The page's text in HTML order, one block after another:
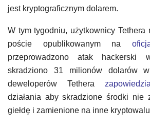
jest kryptograficznym dolarem.
W tym tygodniu, użytkownicy Tethera
poście opublikowanym na
przeprowadzono atak hackerski
skradziono 31 milionów dolarów
deweloperów Tethera
działania aby skradzione środki nie
giełdę i zamienione na inne